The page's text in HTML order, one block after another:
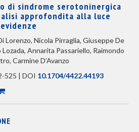
di sindrome serotoninergica
approfondita alla luce
Lorenzo, Nicola Pirraglia, Giuseppe De
Annarita Passariello, Raimondo
Carmine D’Avanzo
525 | DOI 10.1704/4422.44193